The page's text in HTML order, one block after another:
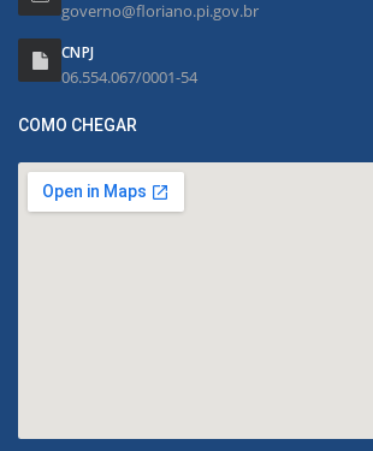
governo@floriano.pi.gov.br
CNPJ
06.554.067/0001-54
COMO CHEGAR